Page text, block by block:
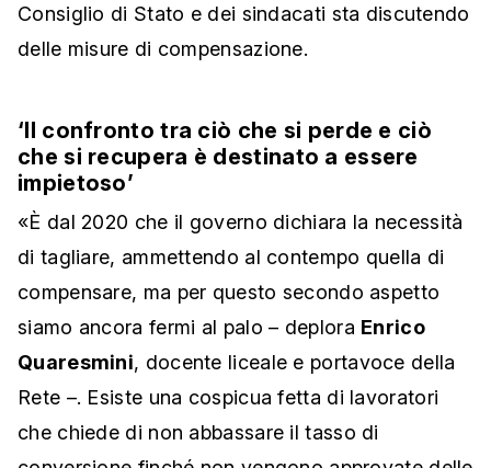
Consiglio di Stato e dei sindacati sta discutendo
delle misure di compensazione.
‘Il confronto tra ciò che si perde e ciò
che si recupera è destinato a essere
impietoso’
«È dal 2020 che il governo dichiara la necessità
di tagliare, ammettendo al contempo quella di
compensare, ma per questo secondo aspetto
siamo ancora fermi al palo – deplora Enrico
Quaresmini, docente liceale e portavoce della
Rete –. Esiste una cospicua fetta di lavoratori
che chiede di non abbassare il tasso di